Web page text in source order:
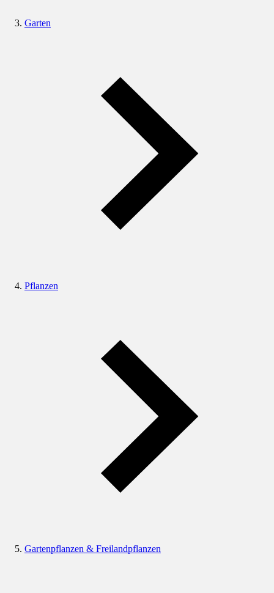
Garten
Pflanzen
Gartenpflanzen & Freilandpflanzen